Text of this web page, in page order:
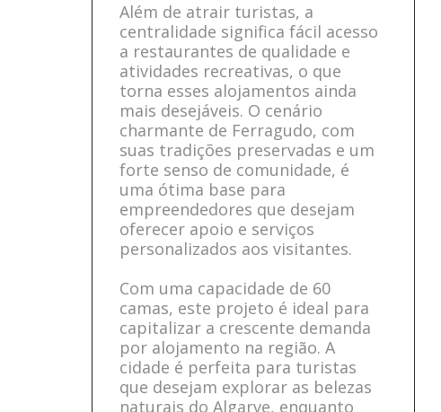
Além de atrair turistas, a
centralidade significa fácil acesso
a restaurantes de qualidade e
atividades recreativas, o que
torna esses alojamentos ainda
mais desejáveis. O cenário
charmante de Ferragudo, com
suas tradições preservadas e um
forte senso de comunidade, é
uma ótima base para
empreendedores que desejam
oferecer apoio e serviços
personalizados aos visitantes.
Com uma capacidade de 60
camas, este projeto é ideal para
capitalizar a crescente demanda
por alojamento na região. A
cidade é perfeita para turistas
que desejam explorar as belezas
naturais do Algarve, enquanto